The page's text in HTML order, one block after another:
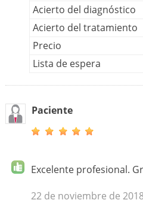
Acierto del diagnóstico
Acierto del tratamiento
Precio
Lista de espera
Paciente
Excelente profesional.
22 de noviembre de